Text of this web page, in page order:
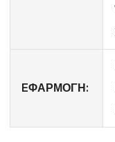
EΦΑΡΜΟΓΗ: